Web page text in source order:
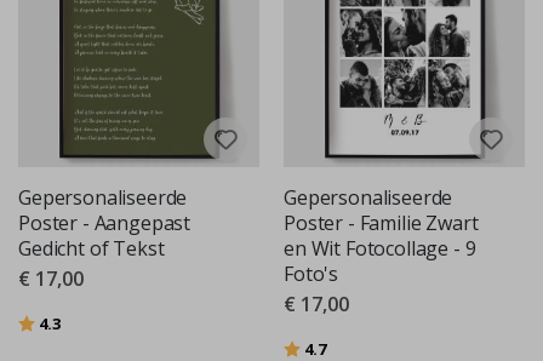
Gepersonaliseerde
Poster - Aangepast
Gedicht of Tekst
€ 17,00
Beoordeling:
4.3
Gepersonaliseerde
Poster - Familie Zwart
en Wit Fotocollage - 9
Foto's
€ 17,00
Beoordeling:
4.7uit 5 sterren